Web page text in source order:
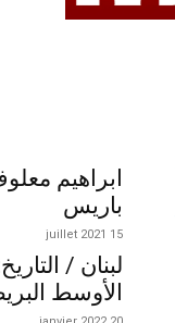
ابراهيم
باريس
15 juillet 2021
لبنان /
الأوسط